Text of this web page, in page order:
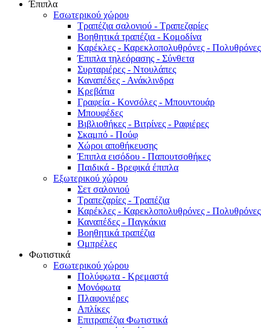
Έπιπλα
Εσωτερικού χώρου
Τραπέζια σαλονιού - Τραπεζαρίες
Βοηθητικά τραπέζια - Κομοδίνα
Καρέκλες - Καρεκλοπολυθρόνες - Πολυθρόνες
Έπιπλα τηλεόρασης - Σύνθετα
Συρταριέρες - Ντουλάπες
Καναπέδες - Ανάκλινδρα
Κρεβάτια
Γραφεία - Κονσόλες - Μπουντουάρ
Μπουφέδες
Βιβλιοθήκες - Βιτρίνες - Ραφιέρες
Σκαμπό - Πούφ
Χώροι αποθήκευσης
Έπιπλα εισόδου - Παπουτσοθήκες
Παιδικά - Βρεφικά έπιπλα
Εξωτερικού χώρου
Σετ σαλονιού
Τραπεζαρίες - Τραπέζια
Καρέκλες - Καρεκλοπολυθρόνες - Πολυθρόνες
Καναπέδες - Παγκάκια
Βοηθητικά τραπέζια
Ομπρέλες
Φωτιστικά
Εσωτερικού χώρου
Πολύφωτα - Κρεμαστά
Μονόφωτα
Πλαφονιέρες
Απλίκες
Επιτραπέζια Φωτιστικά